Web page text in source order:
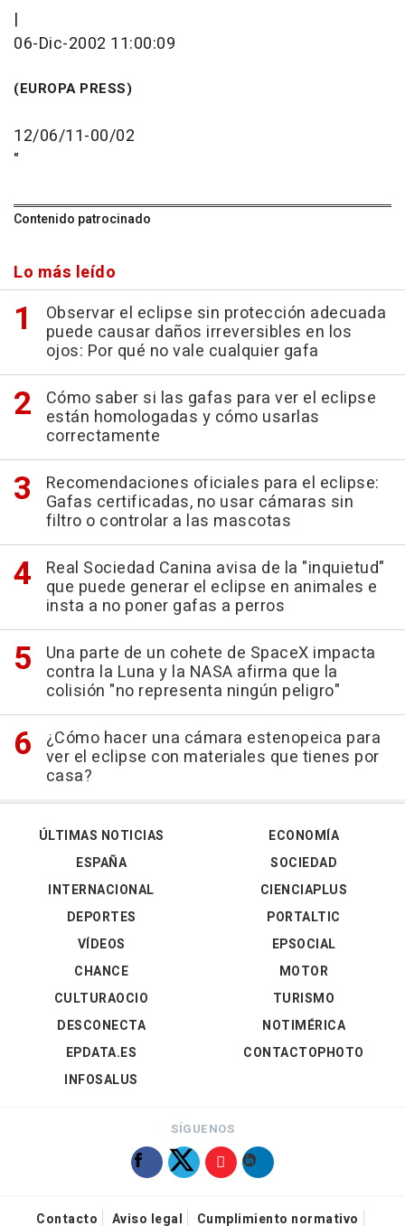
|
06-Dic-2002 11:00:09
(EUROPA PRESS)
12/06/11-00/02
"
Contenido patrocinado
Lo más leído
Observar el eclipse sin protección adecuada
puede causar daños irreversibles en los
ojos: Por qué no vale cualquier gafa
Cómo saber si las gafas para ver el eclipse
están homologadas y cómo usarlas
correctamente
Recomendaciones oficiales para el eclipse:
Gafas certificadas, no usar cámaras sin
filtro o controlar a las mascotas
Real Sociedad Canina avisa de la "inquietud"
que puede generar el eclipse en animales e
insta a no poner gafas a perros
Una parte de un cohete de SpaceX impacta
contra la Luna y la NASA afirma que la
colisión "no representa ningún peligro"
¿Cómo hacer una cámara estenopeica para
ver el eclipse con materiales que tienes por
casa?
ÚLTIMAS NOTICIAS
ESPAÑA
INTERNACIONAL
DEPORTES
VÍDEOS
ECONOMÍA
SOCIEDAD
CIENCIAPLUS
PORTALTIC
EPSOCIAL
CHANCE
CULTURAOCIO
DESCONECTA
EPDATA.ES
INFOSALUS
MOTOR
TURISMO
NOTIMÉRICA
CONTACTOPHOTO
SÍGUENOS
Contacto Aviso legal Cumplimiento normativo